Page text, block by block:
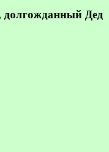
Дед